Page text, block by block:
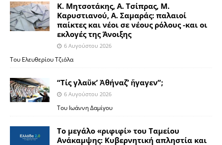
Κ. Μητσοτάκης, Α. Τσίπρας, Μ.
Καρυστιανού, Α. Σαμαράς: παλαιοί
παίκτες και νέοι σε νέους ρόλους -και οι
εκλογές της Άνοιξης
6 Αυγούστου 2026
Του Ελευθερίου Τζιόλα
“Τίς γλαῦκ’ Ἀθήναζ’ ἤγαγεν”;
6 Αυγούστου 2026
Του Ιωάννη Δαμίγου
Το μεγάλο «ριφιφί» του Ταμείου
Ανάκαμψης: Κυβερνητική απληστία και